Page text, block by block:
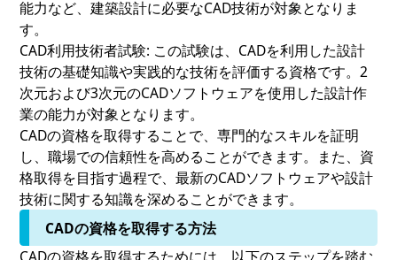
能力など、建築設計に必要なCAD技術が対象となりま
す。
CAD利用技術者試験: この試験は、CADを利用した設計
技術の基礎知識や実践的な技術を評価する資格です。2
次元および3次元のCADソフトウェアを使用した設計作
業の能力が対象となります。
CADの資格を取得することで、専門的なスキルを証明
し、職場での信頼性を高めることができます。また、資
格取得を目指す過程で、最新のCADソフトウェアや設計
技術に関する知識を深めることができます。
CADの資格を取得する方法